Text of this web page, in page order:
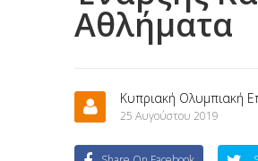
Αθλήματα
Κυπριακή Ολυμπιακή
25 Αυγούστου 2019